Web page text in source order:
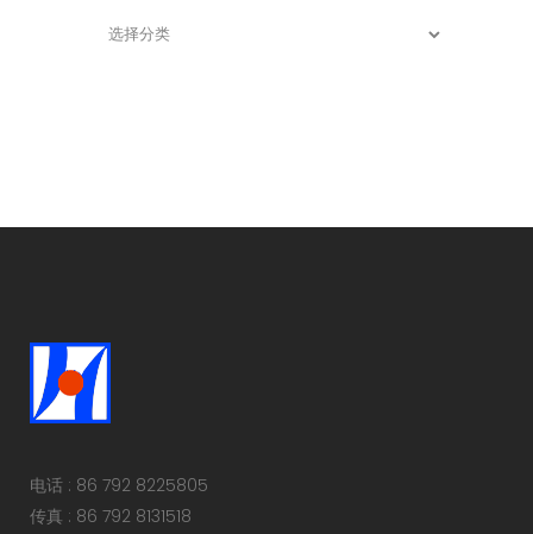
Categories
电话 : 86 792 8225805
传真 : 86 792 8131518